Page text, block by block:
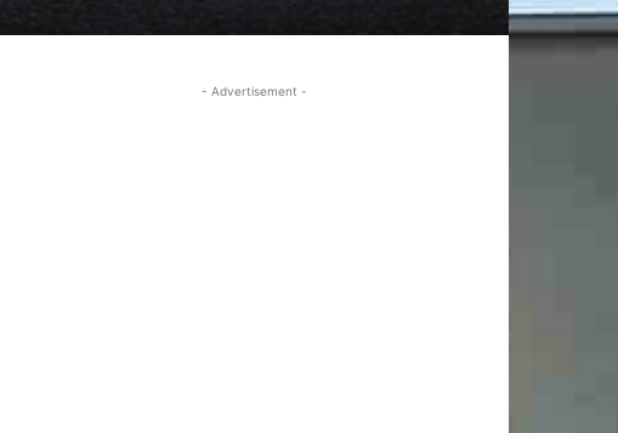
- Advertisement -